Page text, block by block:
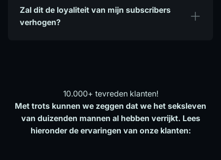
Zal dit de loyaliteit van mijn subscribers
verhogen?
10.000+ tevreden klanten!
Met trots kunnen we zeggen dat we het seksleven
van duizenden mannen al hebben verrijkt. Lees
hieronder de ervaringen van onze klanten: